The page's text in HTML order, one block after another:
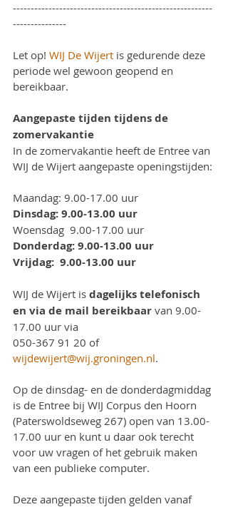
--------------------------------------------------------
---------------
Let op! WIJ De Wijert is gedurende deze
periode wel gewoon geopend en
bereikbaar.
Aangepaste tijden tijdens de
zomervakantie
In de zomervakantie heeft de Entree van
WIJ de Wijert aangepaste openingstijden:
Maandag: 9.00-17.00 uur
Dinsdag: 9.00-13.00 uur
Woensdag  9.00-17.00 uur
Donderdag: 9.00-13.00 uur
Vrijdag:  9.00-13.00 uur
WIJ de Wijert is dagelijks telefonisch
en via de mail bereikbaar van 9.00-
17.00 uur via
050-367 91 20 of
wijdewijert@wij.groningen.nl.
Op de dinsdag- en de donderdagmiddag
is de Entree bij WIJ Corpus den Hoorn
(Paterswoldseweg 267) open van 13.00-
17.00 uur en kunt u daar ook terecht
voor uw vragen of het gebruik maken
van een publieke computer.
Deze aangepaste tijden gelden vanaf